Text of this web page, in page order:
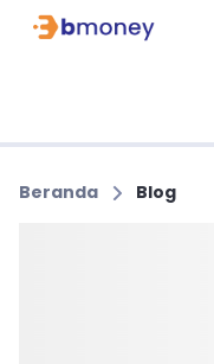
Beranda Blog